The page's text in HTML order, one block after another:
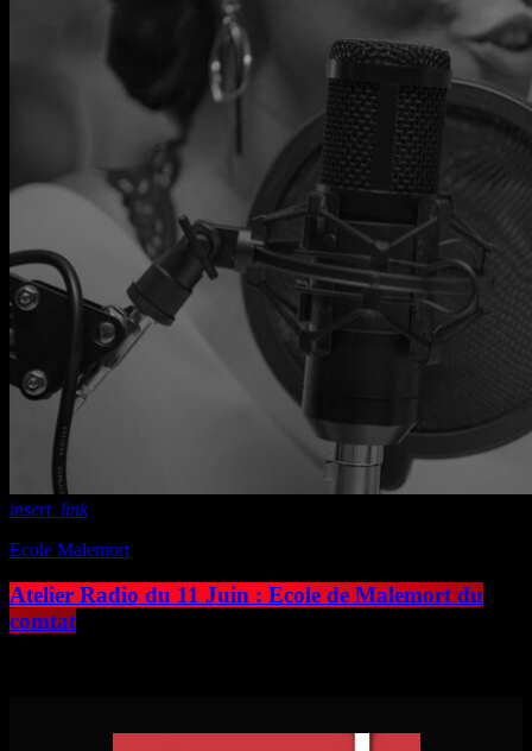
insert_link
Ecole Malemort
Atelier Radio du 11 Juin : Ecole de Malemort du
comtat